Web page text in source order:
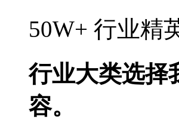
50W+ 行业精
行业大类选择
容。